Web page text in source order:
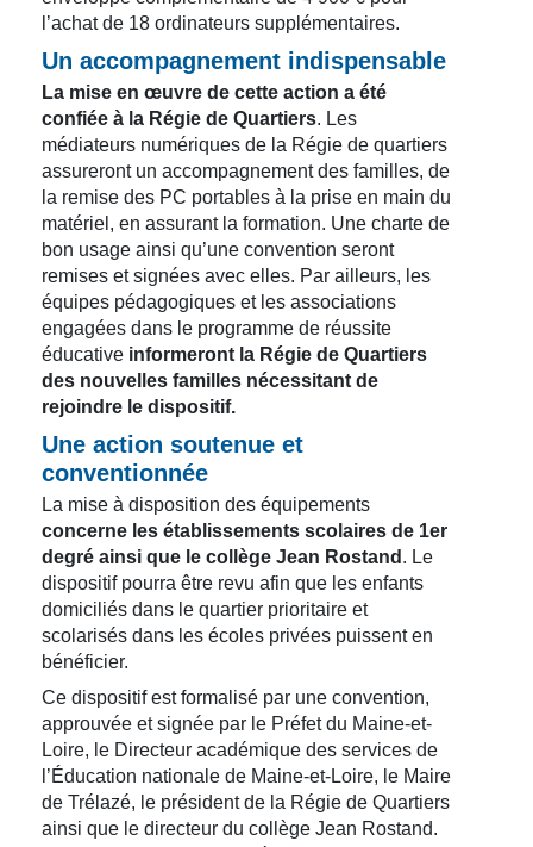
l’achat de 18 ordinateurs supplémentaires.
Un accompagnement indispensable
La mise en œuvre de cette action a été
confiée à la Régie de Quartiers. Les
médiateurs numériques de la Régie de quartiers
assureront un accompagnement des familles, de
la remise des PC portables à la prise en main du
matériel, en assurant la formation. Une charte de
bon usage ainsi qu’une convention seront
remises et signées avec elles. Par ailleurs, les
équipes pédagogiques et les associations
engagées dans le programme de réussite
éducative informeront la Régie de Quartiers
des nouvelles familles nécessitant de
rejoindre le dispositif.
Une action soutenue et
conventionnée
La mise à disposition des équipements
concerne les établissements scolaires de 1er
degré ainsi que le collège Jean Rostand . Le
dispositif pourra être revu afin que les enfants
domiciliés dans le quartier prioritaire et
scolarisés dans les écoles privées puissent en
bénéficier.
Ce dispositif est formalisé par une convention,
approuvée et signée par le Préfet du Maine-et-
Loire, le Directeur académique des services de
l’Éducation nationale de Maine-et-Loire, le Maire
de Trélazé, le président de la Régie de Quartiers
ainsi que le directeur du collège Jean Rostand.